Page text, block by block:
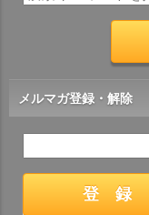
メルマガ登録・解除